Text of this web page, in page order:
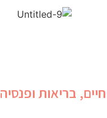
בריאות ופנסיה